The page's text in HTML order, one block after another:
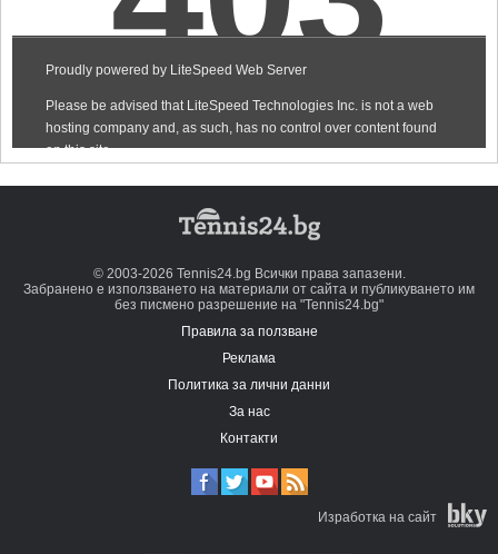
© 2003-2026 Tennis24.bg Всички права запазени.
Забранено е използването на материали от сайта и публикуването им
без писмено разрешение на "Tennis24.bg"
Правила за ползване
Реклама
Политика за лични данни
За нас
Контакти
Изработка на сайт